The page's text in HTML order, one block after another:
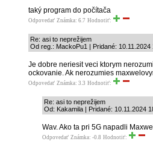
taký program do počítača
Odpovedať Známka: 6.7 Hodnotiť:
Re: asi to neprežijem
Od reg.: MackoPu1 | Pridané: 10.11.2024
Je dobre neriesit veci ktorym
ockovanie. Ak nerozumies
Odpovedať Známka: 3.3 Hodnotiť:
Re: asi to neprežijem
Od: Kakamila | Pridané: 10.11.2024
Wav. Ako ta pri 5G napadli
Odpovedať Známka: -0.8 Hodnotiť: